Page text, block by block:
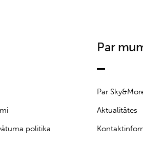
politika
Par
Par
Aktualitātes